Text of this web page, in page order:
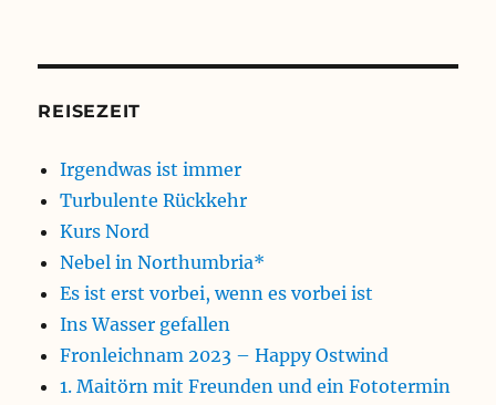
REISEZEIT
Irgendwas ist immer
Turbulente Rückkehr
Kurs Nord
Nebel in Northumbria*
Es ist erst vorbei, wenn es vorbei ist
Ins Wasser gefallen
Fronleichnam 2023 – Happy Ostwind
1. Maitörn mit Freunden und ein Fototermin